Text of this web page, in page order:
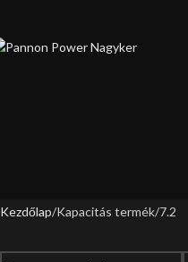
Kezdőlap Kapacitás termék 7.2